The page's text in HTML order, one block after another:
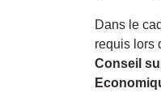
Dans le
requis lors
Conseil